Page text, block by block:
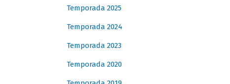
Temporada 2025
Temporada 2024
Temporada 2023
Temporada 2020